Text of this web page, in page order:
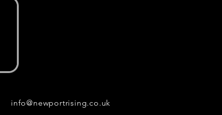
info@newportrising.co.uk